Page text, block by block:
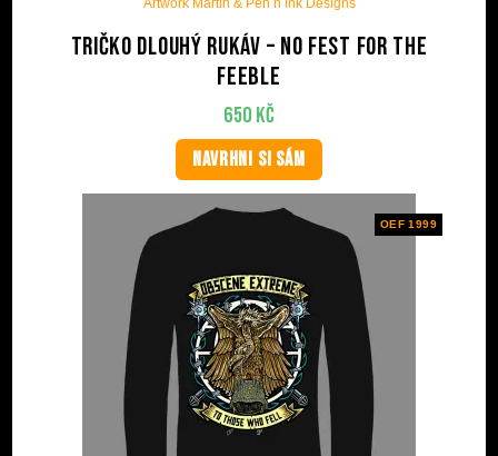
Tričko dlouhý rukáv – No Fest For The
Feeble
650 Kč
NAVRHNI SI SÁM
OEF 1999